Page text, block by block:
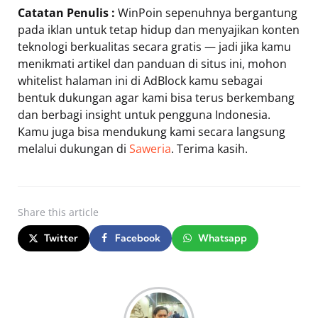
Catatan Penulis : WinPoin sepenuhnya bergantung
pada iklan untuk tetap hidup dan menyajikan konten
teknologi berkualitas secara gratis — jadi jika kamu
menikmati artikel dan panduan di situs ini, mohon
whitelist halaman ini di AdBlock kamu sebagai
bentuk dukungan agar kami bisa terus berkembang
dan berbagi insight untuk pengguna Indonesia.
Kamu juga bisa mendukung kami secara langsung
melalui dukungan di Saweria. Terima kasih.
Share this article
Twitter Facebook Whatsapp